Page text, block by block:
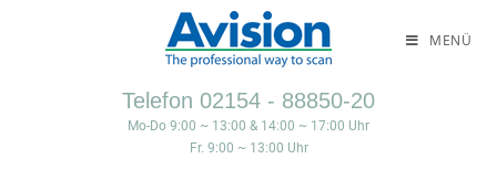
MENÜ
Telefon 02154 - 88850-20
Mo-Do 9:00 ~ 13:00 & 14:00 ~ 17:00 Uhr
Fr. 9:00 ~ 13:00 Uhr